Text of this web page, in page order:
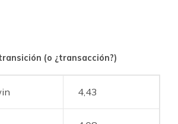
(o ¿transacción?)
4,43